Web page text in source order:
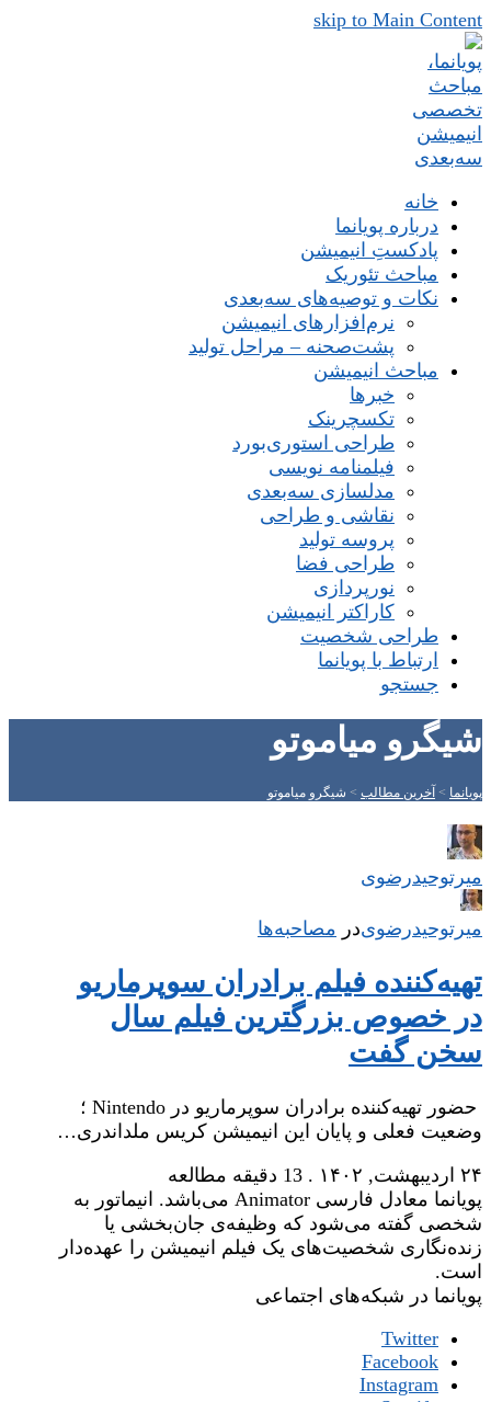
skip to Main Content
خانه
درباره پویانما
پادکستِ انیمیشن
مباحث تئوریک
نکات و توصیه‌های‌ سه‌بعدی
نرم‌افزارهای انیمیشن
پشت‌صحنه – مراحل تولید
مباحث انیمیشن
خبرها
تکسچرینک
طراحی استوری‌بورد
فیلمنامه نویسی
مدلسازی سه‌بعدی
نقاشی و طراحی
پروسه تولید
طراحی فضا
نورپردازی
کاراکتر انیمیشن
طراحی شخصیت
ارتباط با پویانما
جستجو
شیگرو میاموتو
پویانما > آخرین مطالب > شیگرو میاموتو
میر‌توحیدرضوی
میر‌توحیدرضویدر مصاحبه‌ها
تهیه‌کننده فیلم برادران سوپرماریو
در خصوص بزرگترین فیلم سال
سخن گفت
حضور تهیه‌کننده برادران سوپرماریو در Nintendo ؛
وضعیت فعلی و پایان این انیمیشن کریس ملداندری…
۲۴ اردیبهشت, ۱۴۰۲
. 13 دقیقه مطالعه
پویانما معادل فارسی Animator می‌باشد. انیماتور به
شخصی گفته می‌شود که وظیفه‌ی جان‌بخشی یا
زنده‌نگاری شخصیت‌های یک فیلم انیمیشن را عهده‌دار
است.
پویانما در شبکه‌های اجتماعی
Twitter
Facebook
Instagram